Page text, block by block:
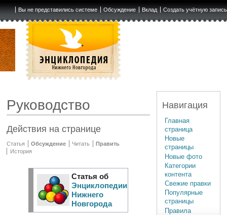
Вы не представились системе Обсуждение Вклад Создать учётную запись
Руководство
Действия на странице
Статья Обсуждение Читать
Править
История
Статья об
Энциклопедии
Нижнего
Новгорода
Навигация
Главная
страница
Новые
страницы
Новые фото
Категории
контента
Свежие правки
Популярные
страницы
Правила